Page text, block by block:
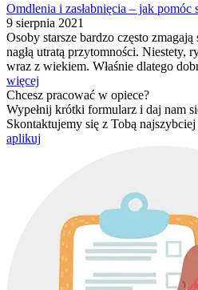
Omdlenia i zasłabnięcia – jak pomóc
9 sierpnia 2021
Osoby starsze bardzo często
nagłą utratą przytomności. Niestety,
wraz z wiekiem. Właśnie dlatego
więcej
Chcesz pracować w opiece?
Wypełnij krótki formularz i daj nam
Skontaktujemy się z Tobą
aplikuj